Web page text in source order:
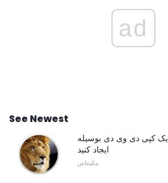
ad
See Newest
یک کپی دی وی دی بوسیله OS X Lion Installer
ایجاد کنید
مکینتاش